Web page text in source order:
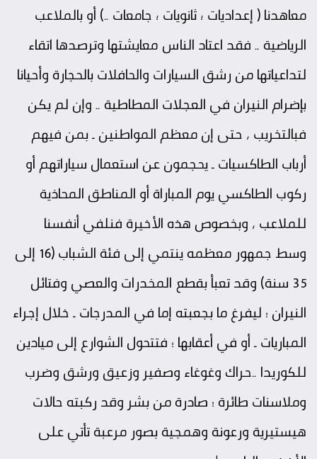
معاهدنا ( إعداديات ؛ ثانويات ؛ جامعات ..) أو بالملاعب
الرياضية .. فقد اعتاد الناس معايشتها وترصدها اتقاء
لتداعياتها من رشق السيارات والحافلات بالحجارة وأحيانا
بإضرام النيران في العجلات المطاطية .. وإن لم يكن
فبالتخريب ، حتى إن معظم المواطنين ـ بمن فيهم
أرباب الطاكسيات ـ يحجمون عن استعمال سياراتهم أو
ركوب الطاكسي يوم المباراة أو المناطق المحاذية
للملاعب ، وبخصوص هذه الأخيرة فنلفي أنفسنا
وسط جمهور معظمه ينتمي إلى فئة الشباب (16 إلى
35 سنة) وقد تعبأ بقطع المخدرات والعصي وفتائل
النيران … ليفرغ ما بجعبته إما في المدرجات ـ خلال إجراء
المباريات ـ أو في أعقابها … فتتحول الشوارع إلى ميادين
للكوريدا ..حراك وغوغاء وصفير وزعيق ورشق وضرب
وملاسنات طائرة … صادرة من بشر وقد ركبته حالات
هيستيرية ورعونة وهمجية بصور مرعبة تأتي على